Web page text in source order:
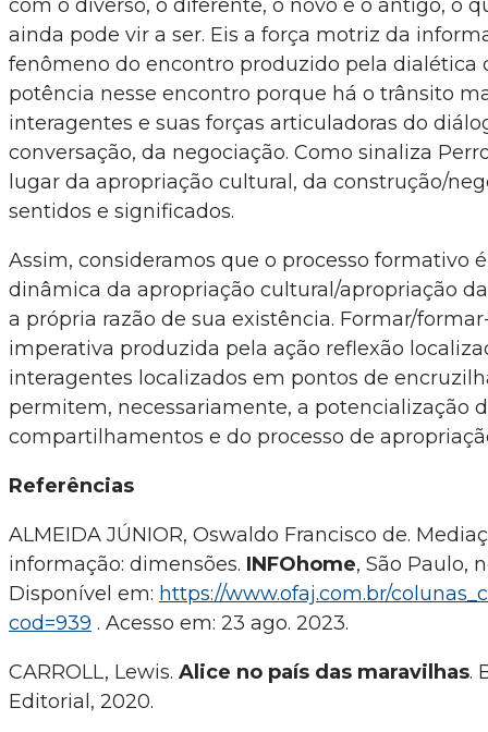
com o diverso, o diferente, o novo e o antigo, o
ainda pode vir a ser. Eis a força motriz da
fenômeno do encontro produzido pela dialética
potência nesse encontro porque há o trânsito
interagentes e suas forças articuladoras do
conversação, da negociação. Como sinaliza
lugar da apropriação cultural, da construção/
sentidos e significados.
Assim, consideramos que o processo formativo
dinâmica da apropriação cultural/apropriação
a própria razão de sua existência. Formar/
imperativa produzida pela ação reflexão
interagentes localizados em pontos de
permitem, necessariamente, a potencialização
compartilhamentos e do processo de
Referências
ALMEIDA JÚNIOR, Oswaldo Francisco de.
informação: dimensões. INFOhome, São Paulo,
Disponível em: https://www.ofaj.com.br/
cod=939 . Acesso em: 23 ago. 2023.
CARROLL, Lewis. Alice no país das maravilhas.
Editorial, 2020.